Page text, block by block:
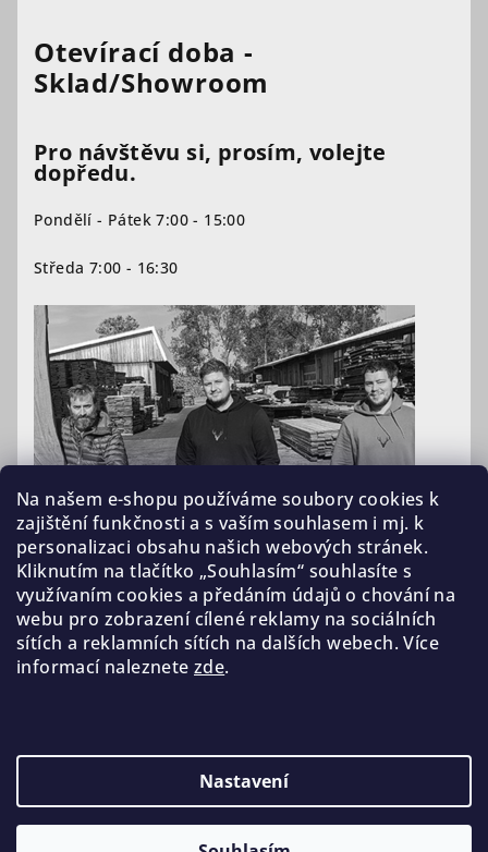
Na našem e-shopu používáme soubory cookies k
zajištění funkčnosti a s vaším souhlasem i mj. k
personalizaci obsahu našich webových stránek.
Kliknutím na tlačítko „Souhlasím“ souhlasíte s
využívaním cookies a předáním údajů o chování na
webu pro zobrazení cílené reklamy na sociálních
sítích a reklamních sítích na dalších webech. Více
informací naleznete zde.
Nastavení
Otevírací doba -
Sklad/Showroom
Pro návštěvu si, prosím, volejte
dopředu.
Pondělí - Pátek 7:00 - 15:00
Středa 7:00 - 16:30
Copyright 2026Benoble. Všechna práva vyhrazena.
Upravit nastavení cookies